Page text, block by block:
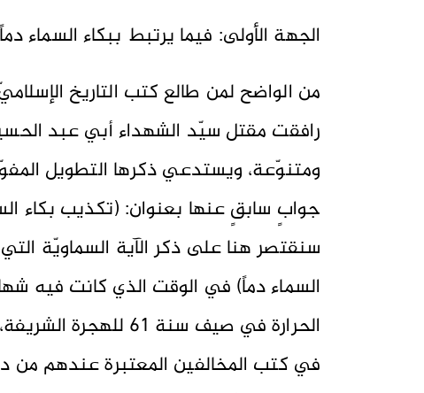
الجهة الأولى: فيما يرتبط ببكاء السماء
من الواضح لمن طالع كتب التاريخ
رافقت مقتل سيّد الشهداء أبي عبد
ومتنوّعة، ويستدعي ذكرها التطويل
جوابٍ سابقٍ عنها بعنوان: (تكذيب بكاء
سنقتصر هنا على ذكر الآية السماويّة
السماء دماً) في الوقت الذي كانت فيه
الحرارة في صيف سنة
في كتب المخالفين المعتبرة عندهم